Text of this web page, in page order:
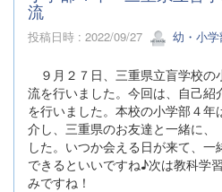
流
投稿日時 : 2022/09/27 幼・小
９月２７日、三重県立盲学校の
流を行いました。今回は、自己紹
を行いました。本校の小学部４
介し、三重県のお友達と一緒に、
した。いつか会える日が来て、
できるといいですね♪次は教科学
みですね！